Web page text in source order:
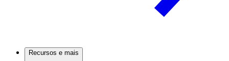
Recursos e mais